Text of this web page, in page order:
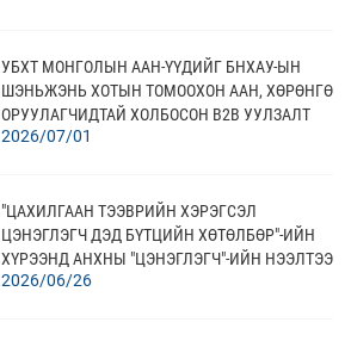
УБХТ МОНГОЛЫН ААН-ҮҮДИЙГ БНХАУ-ЫН
ШЭНЬЖЭНЬ ХОТЫН ТОМООХОН ААН, ХӨРӨНГӨ
ОРУУЛАГЧИДТАЙ ХОЛБОСОН В2В УУЛЗАЛТ
АМЖИЛТТАЙ ЗОХИОН БАЙГУУЛЛАА
2026/07/01
"ЦАХИЛГААН ТЭЭВРИЙН ХЭРЭГСЭЛ
ЦЭНЭГЛЭГЧ ДЭД БҮТЦИЙН ХӨТӨЛБӨР"-ИЙН
ХҮРЭЭНД АНХНЫ "ЦЭНЭГЛЭГЧ"-ИЙН НЭЭЛТЭЭ
ХИЙЛЭЭ
2026/06/26